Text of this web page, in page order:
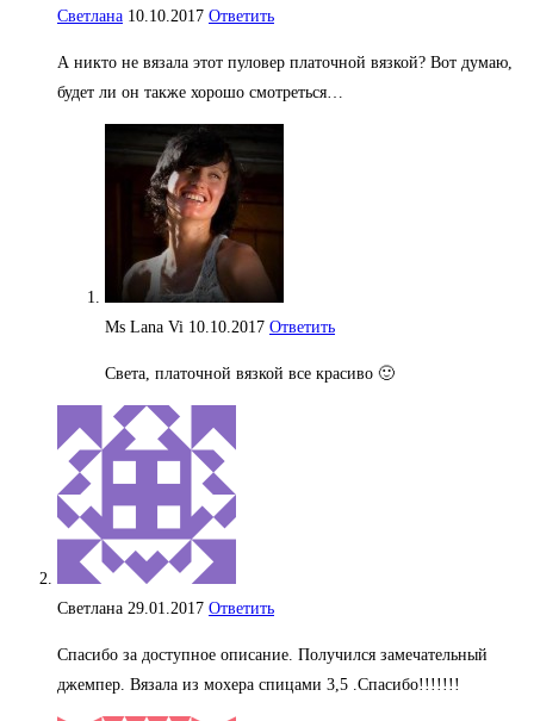
Светлана 10.10.2017 Ответить
А никто не вязала этот пуловер платочной вязкой? Вот думаю,
будет ли он также хорошо смотреться…
Ms Lana Vi 10.10.2017 Ответить
Света, платочной вязкой все красиво 🙂
Светлана 29.01.2017 Ответить
Спасибо за доступное описание. Получился замечательный
джемпер. Вязала из мохера спицами 3,5 .Спасибо!!!!!!!